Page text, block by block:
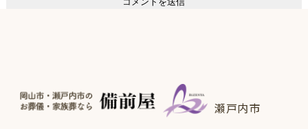
瀬戸内市